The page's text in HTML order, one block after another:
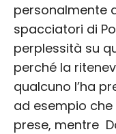
personalmente
spacciatori di
perplessità su
perché la
qualcuno l’ha
ad esempio che
prese, mentre